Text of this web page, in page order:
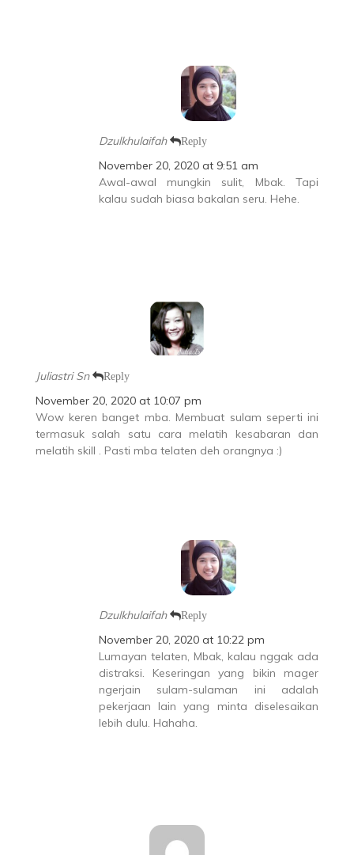
Dzulkhulaifah Reply
November 20, 2020 at 9:51 am
Awal-awal mungkin sulit, Mbak. Tapi
kalau sudah biasa bakalan seru. Hehe.
Juliastri Sn Reply
November 20, 2020 at 10:07 pm
Wow keren banget mba. Membuat sulam seperti ini
termasuk salah satu cara melatih kesabaran dan
melatih skill . Pasti mba telaten deh orangnya :)
Dzulkhulaifah Reply
November 20, 2020 at 10:22 pm
Lumayan telaten, Mbak, kalau nggak ada
distraksi. Keseringan yang bikin mager
ngerjain sulam-sulaman ini adalah
pekerjaan lain yang minta diselesaikan
lebih dulu. Hahaha.